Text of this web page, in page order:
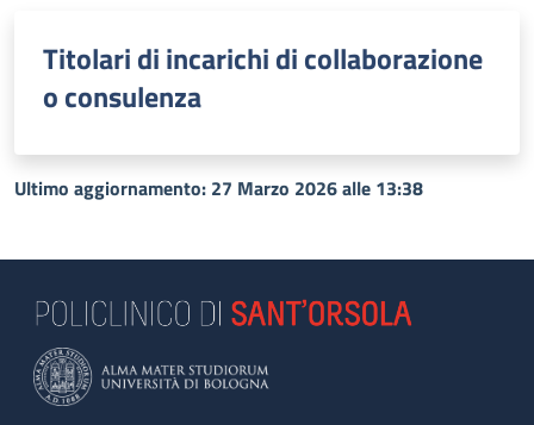
Titolari di incarichi di collaborazione
o consulenza
Ultimo aggiornamento: 27 Marzo 2026 alle 13:38